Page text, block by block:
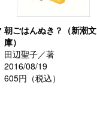
朝ごはんぬき？（新潮文
庫）
田辺聖子／著
2016/08/19
605円（税込）